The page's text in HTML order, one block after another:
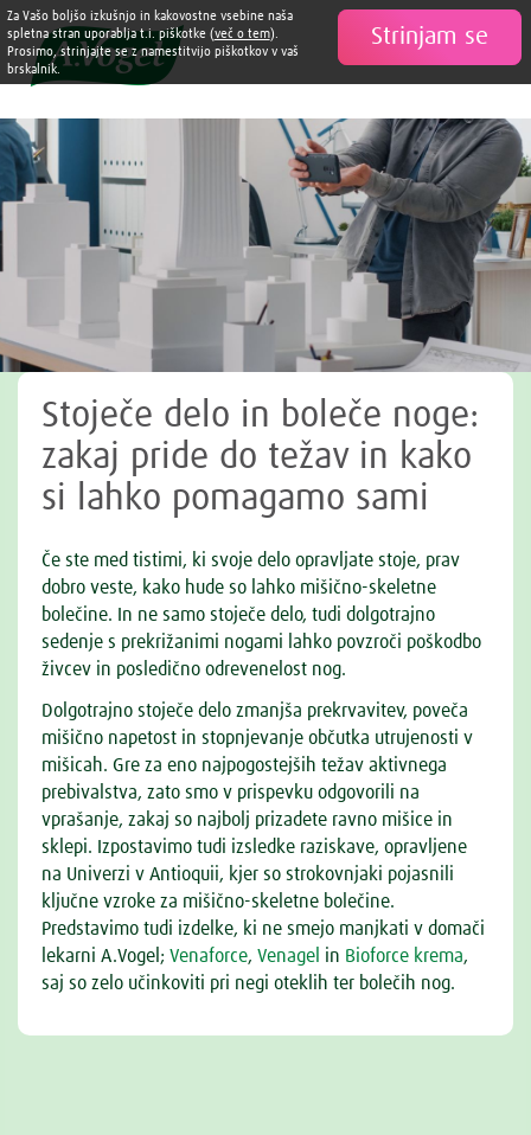

Stoječe delo in boleče noge:
zakaj pride do težav in kako
si lahko pomagamo sami
Če ste med tistimi, ki svoje delo opravljate stoje, prav
dobro veste, kako hude so lahko mišično-skeletne
bolečine. In ne samo stoječe delo, tudi dolgotrajno
sedenje s prekrižanimi nogami lahko povzroči poškodbo
živcev in posledično odrevenelost nog.
Dolgotrajno stoječe delo zmanjša prekrvavitev, poveča
mišično napetost in stopnjevanje občutka utrujenosti v
mišicah. Gre za eno najpogostejših težav aktivnega
prebivalstva, zato smo v prispevku odgovorili na
vprašanje, zakaj so najbolj prizadete ravno mišice in
sklepi. Izpostavimo tudi izsledke raziskave, opravljene
na Univerzi v Antioquii, kjer so strokovnjaki pojasnili
ključne vzroke za mišično-skeletne bolečine.
Predstavimo tudi izdelke, ki ne smejo manjkati v domači
lekarni A.Vogel; Venaforce, Venagel in Bioforce krema,
saj so zelo učinkoviti pri negi oteklih ter bolečih nog.
Strinjam se
Za Vašo boljšo izkušnjo in kakovostne vsebine naša
spletna stran uporablja t.i. piškotke (več o tem).
Prosimo, strinjajte se z namestitvijo piškotkov v vaš
brskalnik.